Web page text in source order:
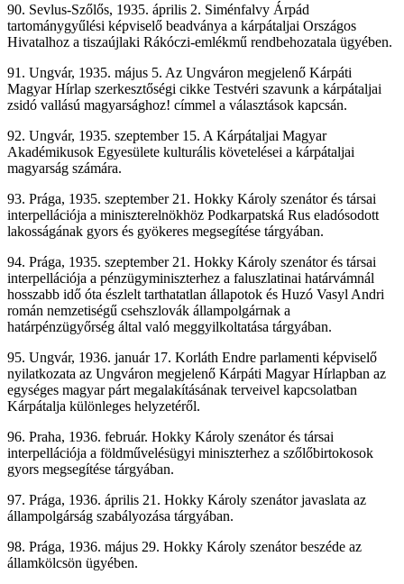
90. Sevlus-Szőlős, 1935. április 2. Siménfalvy Árpád
tartománygyűlési képviselő beadványa a kárpátaljai Országos
Hivatalhoz a tiszaújlaki Rákóczi-emlékmű rendbehozatala ügyében.
91. Ungvár, 1935. május 5. Az Ungváron megjelenő Kárpáti
Magyar Hírlap szerkesztőségi cikke Testvéri szavunk a kárpátaljai
zsidó vallású magyarsághoz! címmel a választások kapcsán.
92. Ungvár, 1935. szeptember 15. A Kárpátaljai Magyar
Akadémikusok Egyesülete kulturális követelései a kárpátaljai
magyarság számára.
93. Prága, 1935. szeptember 21. Hokky Károly szenátor és társai
interpellációja a miniszterelnökhöz Podkarpatská Rus eladósodott
lakosságának gyors és gyökeres megsegítése tárgyában.
94. Prága, 1935. szeptember 21. Hokky Károly szenátor és társai
interpellációja a pénzügyminiszterhez a faluszlatinai határvámnál
hosszabb idő óta észlelt tarthatatlan állapotok és Huzó Vasyl Andri
román nemzetiségű csehszlovák állampolgárnak a
határpénzügyőrség által való meggyilkoltatása tárgyában.
95. Ungvár, 1936. január 17. Korláth Endre parlamenti képviselő
nyilatkozata az Ungváron megjelenő Kárpáti Magyar Hírlapban az
egységes magyar párt megalakításának terveivel kapcsolatban
Kárpátalja különleges helyzetéről.
96. Praha, 1936. február. Hokky Károly szenátor és társai
interpellációja a földművelésügyi miniszterhez a szőlőbirtokosok
gyors megsegítése tárgyában.
97. Prága, 1936. április 21. Hokky Károly szenátor javaslata az
állampolgárság szabályozása tárgyában.
98. Prága, 1936. május 29. Hokky Károly szenátor beszéde az
államkölcsön ügyében.